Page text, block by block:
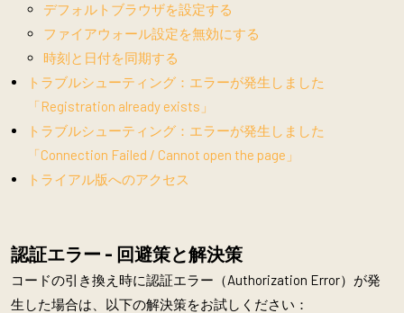
デフォルトブラウザを設定する
ファイアウォール設定を無効にする
時刻と日付を同期する
トラブルシューティング：エラーが発生しました
「Registration already exists」
トラブルシューティング：エラーが発生しました
「Connection Failed / Cannot open the page」
トライアル版へのアクセス
認証エラー - 回避策と解決策
コードの引き換え時に認証エラー（Authorization Error）が発
生した場合は、以下の解決策をお試しください：